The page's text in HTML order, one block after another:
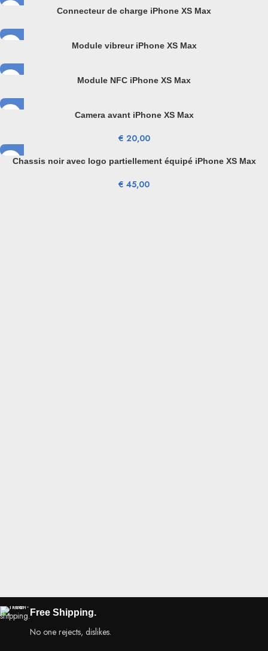
Connecteur de charge iPhone XS Max
Module vibreur iPhone XS Max
Module NFC iPhone XS Max
Camera avant iPhone XS Max
€ 20,00
Chassis noir avec logo partiellement équipé iPhone XS Max
€ 45,00
Free Shipping.
No one rejects, dislikes.